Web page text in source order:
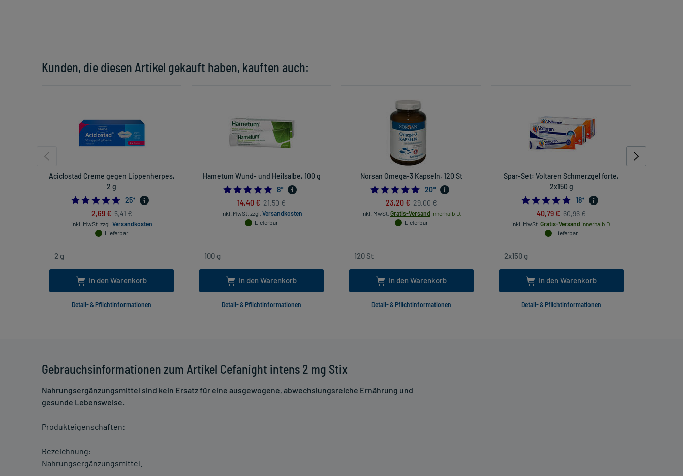
Gebrauchsinformationen zum Artikel Cefanight intens 2 mg Stix
Nahrungsergänzungsmittel sind kein Ersatz für eine ausgewogene, abwechslungsreiche Ernährung und
gesunde Lebensweise.
Produkteigenschaften:
Bezeichnung:
Nahrungsergänzungsmittel.
Kunden, die diesen Artikel gekauft haben, kauften auch:
Aciclostad Creme gegen Lippenherpes,
2 g
4.68
25*
2,69 € 5,41 €
inkl. MwSt. zzgl. Versandkosten
Lieferbar
In den Warenkorb
Detail- & Pflichtinformationen
Hametum Wund- und Heilsalbe, 100 g
4.875
8*
14,40 € 21,50 €
inkl. MwSt. zzgl. Versandkosten
Lieferbar
In den Warenkorb
Detail- & Pflichtinformationen
Norsan Omega-3 Kapseln, 120 St
5.0
20*
23,20 € 29,00 €
inkl. MwSt. Gratis-Versand innerhalb D.
Lieferbar
In den Warenkorb
Detail- & Pflichtinformationen
Spar-Set: Voltaren Schmerzgel forte,
2x150 g
5.0
18*
40,79 € 60,96 €
inkl. MwSt. Gratis-Versand innerhalb D.
Lieferbar
In den Warenkorb
Detail- & Pflichtinformationen